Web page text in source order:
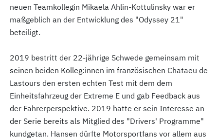
neuen Teamkollegin Mikaela Ahlin-Kottulinsky war er
maßgeblich an der Entwicklung des "Odyssey 21"
beteiligt.
2019 bestritt der 22-jährige Schwede gemeinsam mit
seinen beiden Kolleg:innen im französischen Chataeu de
Lastours den ersten echten Test mit dem dem
Einheitsfahrzeug der Extreme E und gab Feedback aus
der Fahrerperspektive. 2019 hatte er sein Interesse an
der Serie bereits als Mitglied des "Drivers' Programme"
kundgetan. Hansen dürfte Motorsportfans vor allem aus